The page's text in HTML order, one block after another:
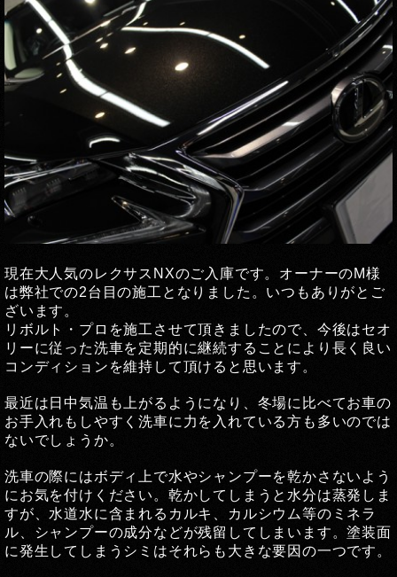
現在大人気のレクサスNXのご入庫です。オーナーのM様
は弊社での2台目の施工となりました。いつもありがとご
ざいます。
リボルト・プロを施工させて頂きましたので、今後はセオ
リーに従った洗車を定期的に継続することにより長く良い
コンディションを維持して頂けると思います。
最近は日中気温も上がるようになり、冬場に比べてお車の
お手入れもしやすく洗車に力を入れている方も多いのでは
ないでしょうか。
洗車の際にはボディ上で水やシャンプーを乾かさないよう
にお気を付けください。乾かしてしまうと水分は蒸発しま
すが、水道水に含まれるカルキ、カルシウム等のミネラ
ル、シャンプーの成分などが残留してしまいます。塗装面
に発生してしまうシミはそれらも大きな要因の一つです。